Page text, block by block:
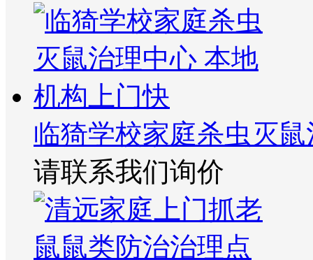
临猗学校家庭杀虫灭
请联系我们询价